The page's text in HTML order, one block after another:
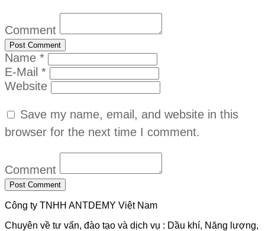
Comment
Name *
E-Mail *
Website
Save my name, email, and website in this
browser for the next time I comment.
Comment
Công ty TNHH ANTDEMY Việt Nam
Chuyên về tư vấn, đào tạo và dịch vụ : Dầu khí, Năng lượng,